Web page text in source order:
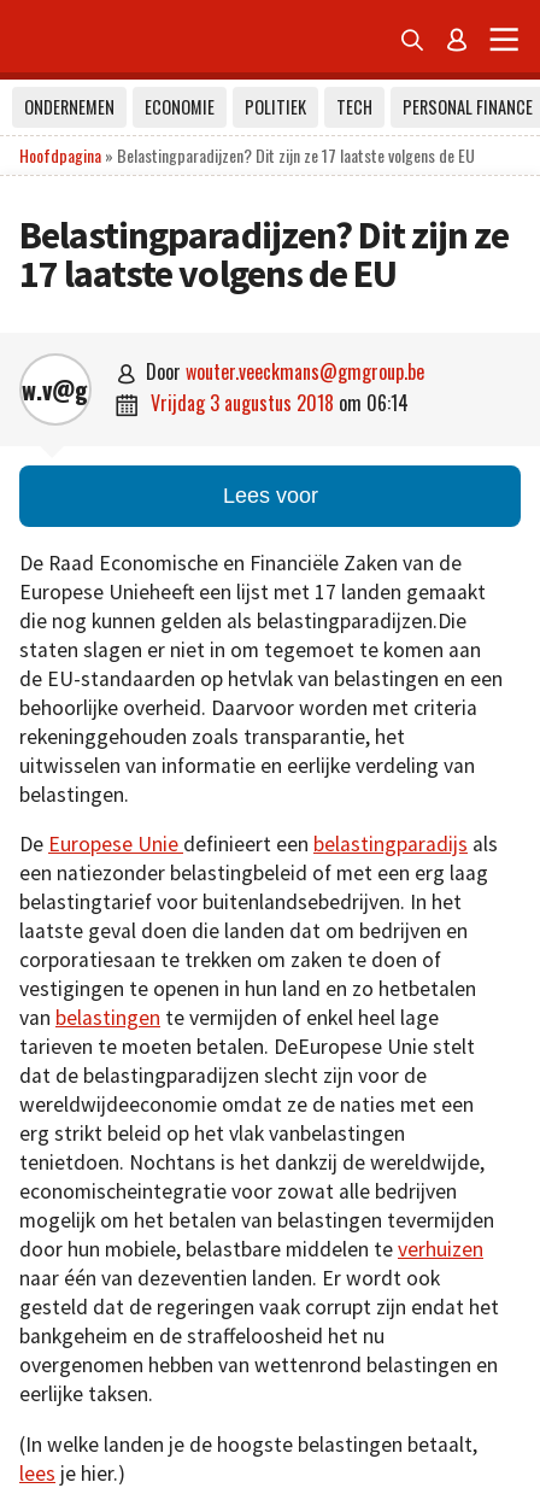
 
ONDERNEMEN ECONOMIE POLITIEK TECH
PERSONAL FINANCE
Hoofdpagina» Belastingparadijzen? Dit zijn ze 17 laatste volgens de EU
Belastingparadijzen? Dit zijn ze
17 laatste volgens de EU
w.v@g.b  door wouter.veeckmans@gmgroup.be
 vrijdag 3 augustus 2018 om 06:14
Lees voor
De Raad Economische en Financiële Zaken van de
Europese Unieheeft een lijst met 17 landen gemaakt
die nog kunnen gelden als belastingparadijzen.Die
staten slagen er niet in om tegemoet te komen aan
de EU-standaarden op hetvlak van belastingen en een
behoorlijke overheid. Daarvoor worden met criteria
rekeninggehouden zoals transparantie, het
uitwisselen van informatie en eerlijke verdeling van
belastingen.
De Europese Unie definieert een belastingparadijs als
een natiezonder belastingbeleid of met een erg laag
belastingtarief voor buitenlandsebedrijven. In het
laatste geval doen die landen dat om bedrijven en
corporatiesaan te trekken om zaken te doen of
vestigingen te openen in hun land en zo hetbetalen
van belastingen te vermijden of enkel heel lage
tarieven te moeten betalen. DeEuropese Unie stelt
dat de belastingparadijzen slecht zijn voor de
wereldwijdeeconomie omdat ze de naties met een
erg strikt beleid op het vlak vanbelastingen
tenietdoen. Nochtans is het dankzij de wereldwijde,
economischeintegratie voor zowat alle bedrijven
mogelijk om het betalen van belastingen tevermijden
door hun mobiele, belastbare middelen teverhuizen
naar één van dezeventien landen. Er wordt ook
gesteld dat de regeringen vaak corrupt zijn endat het
bankgeheim en de straffeloosheid het nu
overgenomen hebben van wettenrond belastingen en
eerlijke taksen.
(In welke landen je de hoogste belastingen betaalt,
lees je hier.)